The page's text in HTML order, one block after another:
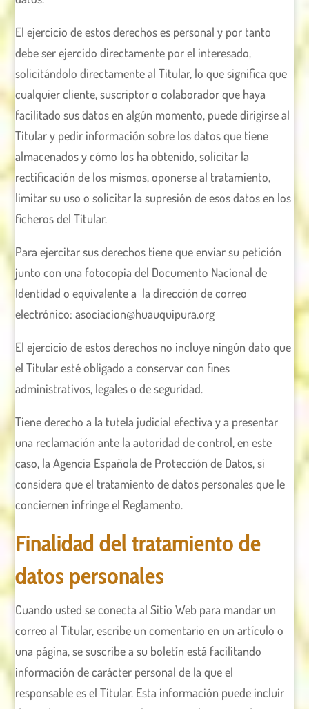
El ejercicio de estos derechos es personal y por tanto
debe ser ejercido directamente por el interesado,
solicitándolo directamente al Titular, lo que significa que
cualquier cliente, suscriptor o colaborador que haya
facilitado sus datos en algún momento, puede dirigirse al
Titular y pedir información sobre los datos que tiene
almacenados y cómo los ha obtenido, solicitar la
rectificación de los mismos, oponerse al tratamiento,
limitar su uso o solicitar la supresión de esos datos en los
ficheros del Titular.
Para ejercitar sus derechos tiene que enviar su petición
junto con una fotocopia del Documento Nacional de
Identidad o equivalente a la dirección de correo
electrónico: asociacion@huauquipura.org
El ejercicio de estos derechos no incluye ningún dato que
el Titular esté obligado a conservar con fines
administrativos, legales o de seguridad.
Tiene derecho a la tutela judicial efectiva y a presentar
una reclamación ante la autoridad de control, en este
caso, la Agencia Española de Protección de Datos, si
considera que el tratamiento de datos personales que le
conciernen infringe el Reglamento.
Finalidad del tratamiento de
datos personales
Cuando usted se conecta al Sitio Web para mandar un
correo al Titular, escribe un comentario en un artículo o
una página, se suscribe a su boletín está facilitando
información de carácter personal de la que el
responsable es el Titular. Esta información puede incluir